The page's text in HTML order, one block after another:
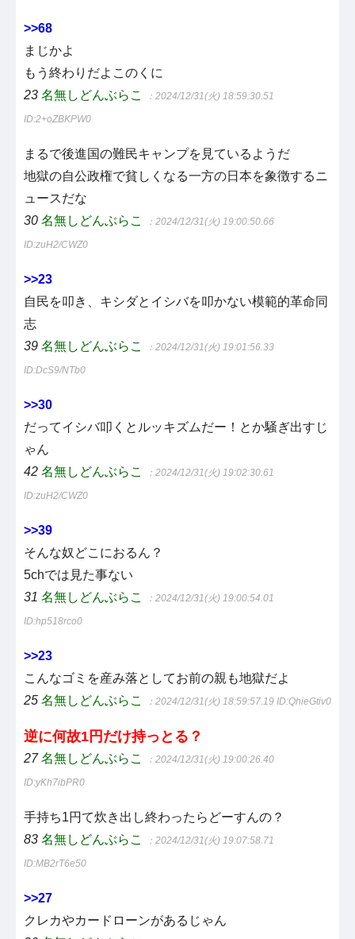
>>68
まじかよ
もう終わりだよこのくに
23 名無しどんぶらこ ：2024/12/31(火) 18:59:30.51
ID:2+oZBKPW0
まるで後進国の難民キャンプを見ているようだ
地獄の自公政権で貧しくなる一方の日本を象徴するニ
ュースだな
30 名無しどんぶらこ ：2024/12/31(火) 19:00:50.66
ID:zuH2/CWZ0
>>23
自民を叩き、キシダとイシバを叩かない模範的革命同
志
39 名無しどんぶらこ ：2024/12/31(火) 19:01:56.33
ID:DcS9/NTb0
>>30
だってイシバ叩くとルッキズムだー！とか騒ぎ出すじ
ゃん
42 名無しどんぶらこ ：2024/12/31(火) 19:02:30.61
ID:zuH2/CWZ0
>>39
そんな奴どこにおるん？
5chでは見た事ない
31 名無しどんぶらこ ：2024/12/31(火) 19:00:54.01
ID:hp518rco0
>>23
こんなゴミを産み落としてお前の親も地獄だよ
25 名無しどんぶらこ ：2024/12/31(火) 18:59:57.19 ID:QhieGtiv0
逆に何故1円だけ持っとる？
27 名無しどんぶらこ ：2024/12/31(火) 19:00:26.40
ID:yKh7ibPR0
手持ち1円て炊き出し終わったらどーすんの？
83 名無しどんぶらこ ：2024/12/31(火) 19:07:58.71
ID:MB2rT6e50
>>27
クレカやカードローンがあるじゃん